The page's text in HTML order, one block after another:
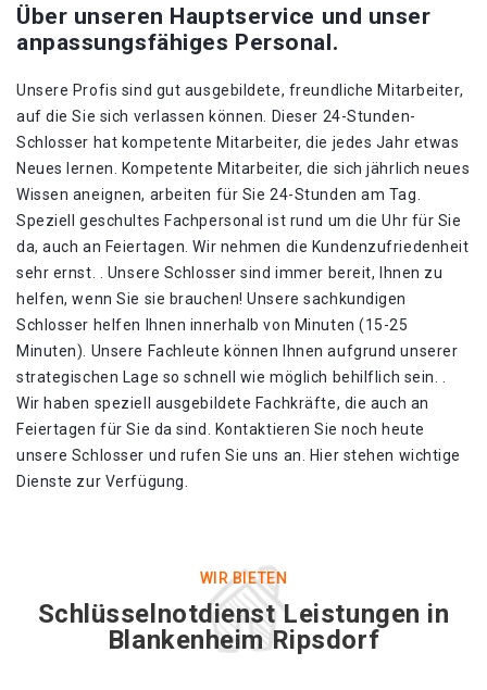
Über unseren Hauptservice und unser
anpassungsfähiges Personal.
Unsere Profis sind gut ausgebildete, freundliche Mitarbeiter,
auf die Sie sich verlassen können. Dieser 24-Stunden-
Schlosser hat kompetente Mitarbeiter, die jedes Jahr etwas
Neues lernen. Kompetente Mitarbeiter, die sich jährlich neues
Wissen aneignen, arbeiten für Sie 24-Stunden am Tag.
Speziell geschultes Fachpersonal ist rund um die Uhr für Sie
da, auch an Feiertagen. Wir nehmen die Kundenzufriedenheit
sehr ernst. . Unsere Schlosser sind immer bereit, Ihnen zu
helfen, wenn Sie sie brauchen! Unsere sachkundigen
Schlosser helfen Ihnen innerhalb von Minuten (15-25
Minuten). Unsere Fachleute können Ihnen aufgrund unserer
strategischen Lage so schnell wie möglich behilflich sein. .
Wir haben speziell ausgebildete Fachkräfte, die auch an
Feiertagen für Sie da sind. Kontaktieren Sie noch heute
unsere Schlosser und rufen Sie uns an. Hier stehen wichtige
Dienste zur Verfügung.
WIR BIETEN
Schlüsselnotdienst Leistungen in
Blankenheim Ripsdorf